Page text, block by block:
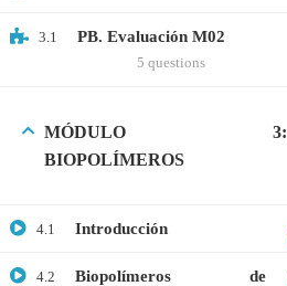
3.1 PB. Evaluación M02
5 questions
MÓDULO 3:
BIOPOLÍMEROS
4.1 Introducción
4.2
Biopolímeros de
+51901763623
info@cognitaconecta.com
Bioinformática